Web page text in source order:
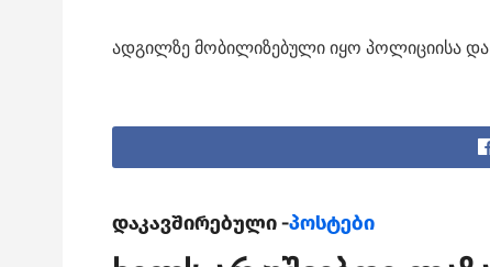
ადგილზე მობილიზებული იყო პოლიციისა და
დაკავშირებული -პოსტები